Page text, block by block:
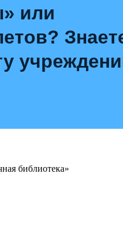
или
библиотека»